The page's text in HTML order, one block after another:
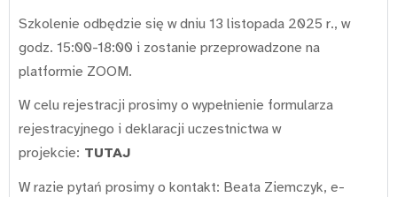
Szkolenie odbędzie się w dniu 13 listopada 2025 r., w
godz. 15:00-18:00 i zostanie przeprowadzone na
platformie ZOOM.
W celu rejestracji prosimy o wypełnienie formularza
rejestracyjnego i deklaracji uczestnictwa w
projekcie: TUTAJ
W razie pytań prosimy o kontakt: Beata Ziemczyk, e-